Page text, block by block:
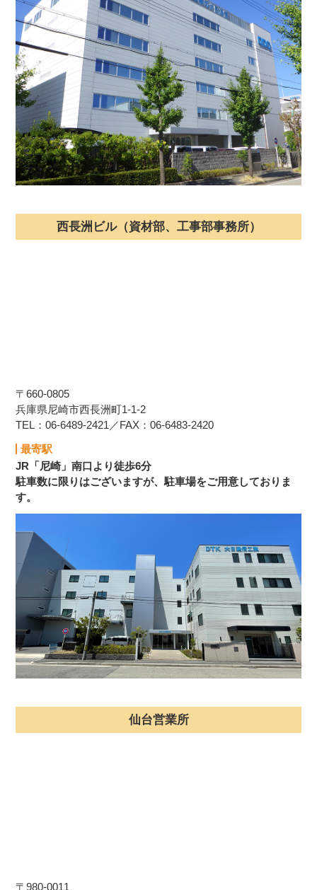
西長洲ビル（資材部、工事部事務所）
〒660-0805
兵庫県尼崎市西長洲町1-1-2
TEL：06-6489-2421／FAX：06-6483-2420
最寄駅
JR「尼崎」南口より徒歩6分
駐車数に限りはございますが、駐車場をご用意しておりま
す。
仙台営業所
〒980-0011